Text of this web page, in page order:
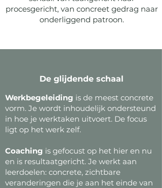
procesgericht, van concreet gedrag naar
onderliggend patroon.
De glijdende schaal
Werkbegeleiding is de meest concrete
vorm. Je wordt inhoudelijk ondersteund
in hoe je werktaken uitvoert. De focus
ligt op het werk zelf.
Coaching is gefocust op het hier en nu
en is resultaatgericht. Je werkt aan
leerdoelen: concrete, zichtbare
veranderingen die je aan het einde van